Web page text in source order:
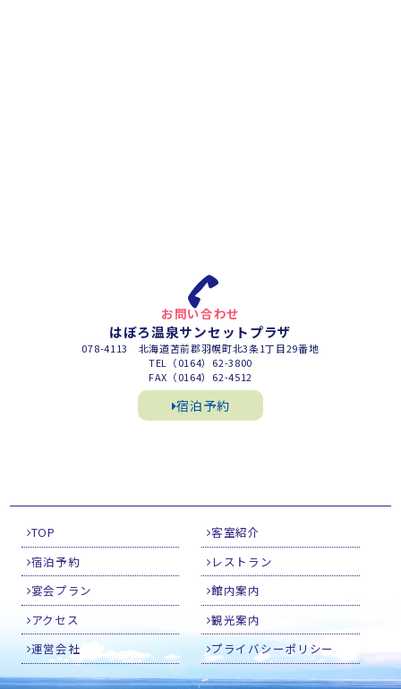
お問い合わせ
はぼろ温泉サンセットプラザ
078-4113 北海道苫前郡羽幌町北3条1丁目29番地
TEL（0164）62-3800
FAX（0164）62-4512
宿泊予約
TOP
客室紹介
宿泊予約
レストラン
宴会プラン
館内案内
アクセス
観光案内
運営会社
プライバシーポリシー